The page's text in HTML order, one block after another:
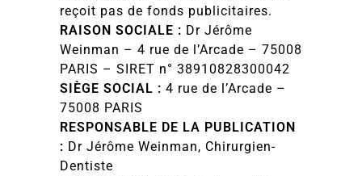
reçoit pas de fonds publicitaires.
RAISON SOCIALE : Dr Jérôme
Weinman – 4 rue de l’Arcade – 75008
PARIS – SIRET n° 38910828300042
SIÈGE SOCIAL : 4 rue de l’Arcade –
75008 PARIS
RESPONSABLE DE LA PUBLICATION
: Dr Jérôme Weinman, Chirurgien-
Dentiste